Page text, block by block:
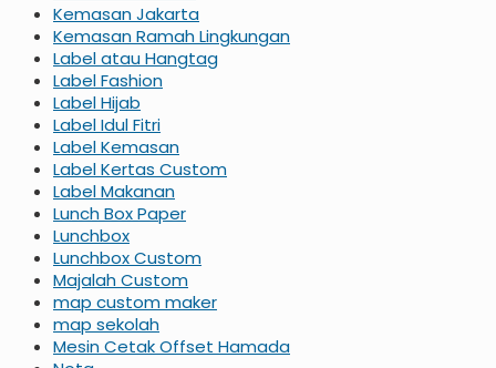
Kemasan Jakarta
Kemasan Ramah Lingkungan
Label atau Hangtag
Label Fashion
Label Hijab
Label Idul Fitri
Label Kemasan
Label Kertas Custom
Label Makanan
Lunch Box Paper
Lunchbox
Lunchbox Custom
Majalah Custom
map custom maker
map sekolah
Mesin Cetak Offset Hamada